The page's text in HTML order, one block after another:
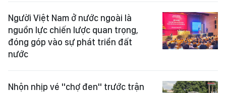
Người Việt Nam ở nước ngoài là
nguồn lực chiến lược quan trọng,
đóng góp vào sự phát triển đất
nước
Nhộn nhịp vé "chợ đen" trước trận